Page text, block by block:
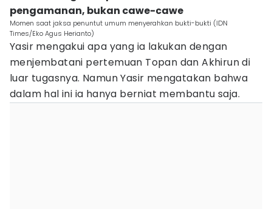
pengamanan, bukan cawe-cawe
Momen saat jaksa penuntut umum menyerahkan bukti-bukti (IDN
Times/Eko Agus Herianto)
Yasir mengakui apa yang ia lakukan dengan
menjembatani pertemuan Topan dan Akhirun di
luar tugasnya. Namun Yasir mengatakan bahwa
dalam hal ini ia hanya berniat membantu saja.